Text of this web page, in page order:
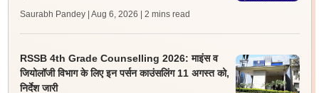
Saurabh Pandey | Aug 6, 2026 | 2 mins read
RSSB 4th Grade Counselling 2026: माइंस व
जियोलॉजी विभाग के लिए इन पर्सन काउंसलिंग 11 अगस्त को,
निर्देश जारी